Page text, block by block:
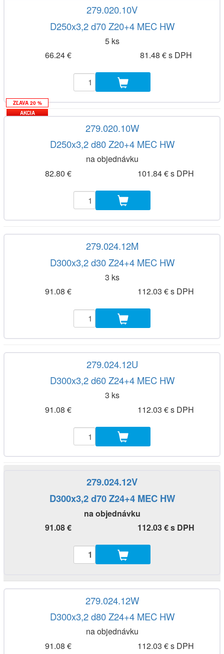
279.020.10V
D250x3,2 d70 Z20+4 MEC HW
5 ks
66.24 €
81.48 € s DPH
ZĽAVA 20 %
AKCIA
279.020.10W
D250x3,2 d80 Z20+4 MEC HW
na objednávku
82.80 €
101.84 € s DPH
279.024.12M
D300x3,2 d30 Z24+4 MEC HW
3 ks
91.08 €
112.03 € s DPH
279.024.12U
D300x3,2 d60 Z24+4 MEC HW
3 ks
91.08 €
112.03 € s DPH
279.024.12V
D300x3,2 d70 Z24+4 MEC HW
na objednávku
91.08 €
112.03 € s DPH
279.024.12W
D300x3,2 d80 Z24+4 MEC HW
na objednávku
91.08 €
112.03 € s DPH